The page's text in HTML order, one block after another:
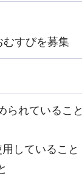
むすびを募集
られていること
していること